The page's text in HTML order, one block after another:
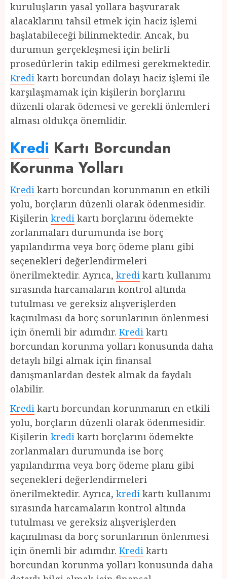
kuruluşların yasal yollara başvurarak
alacaklarını tahsil etmek için haciz işlemi
başlatabileceği bilinmektedir. Ancak, bu
durumun gerçekleşmesi için belirli
prosedürlerin takip edilmesi gerekmektedir.
Kredi kartı borcundan dolayı haciz işlemi ile
karşılaşmamak için kişilerin borçlarını
düzenli olarak ödemesi ve gerekli önlemleri
alması oldukça önemlidir.
Kredi Kartı Borcundan
Korunma Yolları
Kredi kartı borcundan korunmanın en etkili
yolu, borçların düzenli olarak ödenmesidir.
Kişilerin kredi kartı borçlarını ödemekte
zorlanmaları durumunda ise borç
yapılandırma veya borç ödeme planı gibi
seçenekleri değerlendirmeleri
önerilmektedir. Ayrıca, kredi kartı kullanımı
sırasında harcamaların kontrol altında
tutulması ve gereksiz alışverişlerden
kaçınılması da borç sorunlarının önlenmesi
için önemli bir adımdır. Kredi kartı
borcundan korunma yolları konusunda daha
detaylı bilgi almak için finansal
danışmanlardan destek almak da faydalı
olabilir.
Kredi kartı borcundan korunmanın en etkili
yolu, borçların düzenli olarak ödenmesidir.
Kişilerin kredi kartı borçlarını ödemekte
zorlanmaları durumunda ise borç
yapılandırma veya borç ödeme planı gibi
seçenekleri değerlendirmeleri
önerilmektedir. Ayrıca, kredi kartı kullanımı
sırasında harcamaların kontrol altında
tutulması ve gereksiz alışverişlerden
kaçınılması da borç sorunlarının önlenmesi
için önemli bir adımdır. Kredi kartı
borcundan korunma yolları konusunda daha